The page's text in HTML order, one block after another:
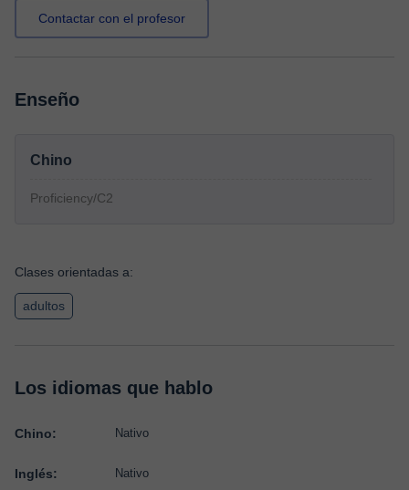
Contactar con el profesor
Enseño
Chino
Proficiency/C2
Clases orientadas a:
adultos
Los idiomas que hablo
Chino: Nativo
Inglés: Nativo